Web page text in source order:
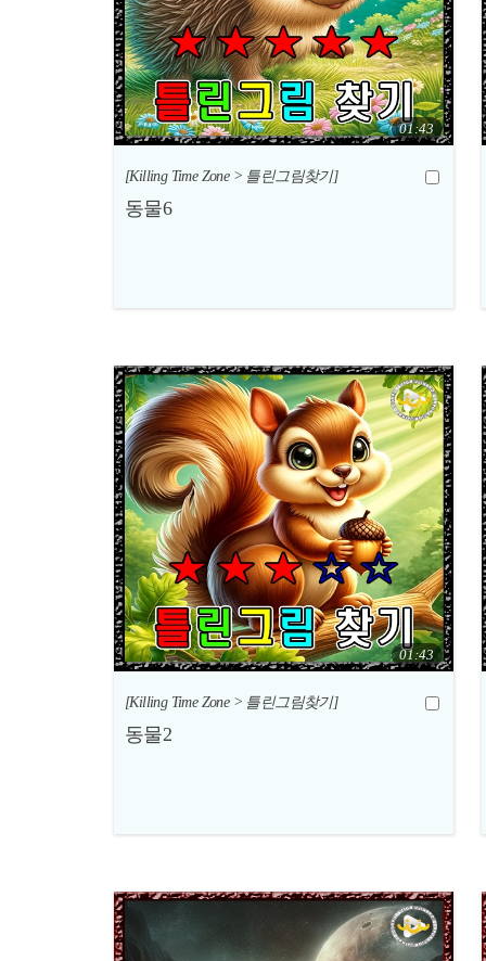
01:43
[Killing Time Zone > 틀린그림찾기]
동물6
01:43
[Killing Time Zone > 틀린그림찾기]
동물2